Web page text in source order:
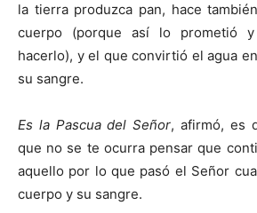
la tierra produzca pan, hace
cuerpo (porque así lo prometió
hacerlo), y el que convirtió el agua
su sangre.
Es la Pascua del Señor, afirmó, es
que no se te ocurra pensar que
aquello por lo que pasó el Señor
cuerpo y su sangre.